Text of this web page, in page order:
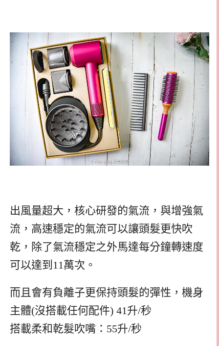
出風量超大，核心研發的氣流，與增強氣
流，高速穩定的氣流可以讓頭髮更快吹
乾，除了氣流穩定之外馬達每分鐘轉速度
可以達到11萬次。
而且會有負離子更保持頭髮的彈性，機身
主體(沒搭載任何配件) 41升/秒
搭載柔和乾髮吹嘴：55升/秒